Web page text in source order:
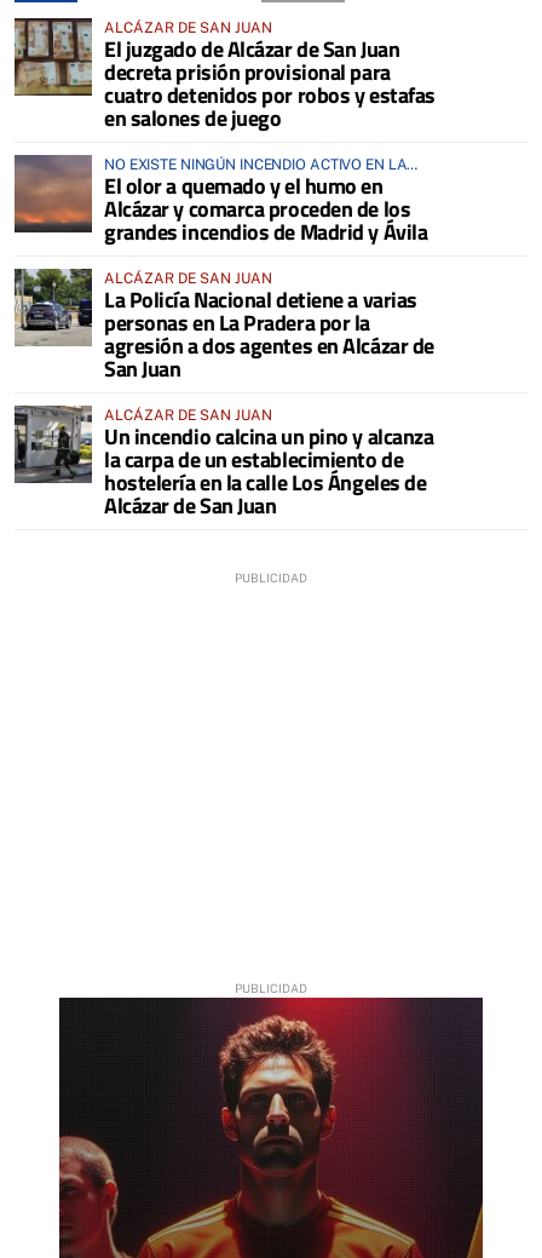
ALCÁZAR DE SAN JUAN
El juzgado de Alcázar de San Juan
decreta prisión provisional para
cuatro detenidos por robos y estafas
en salones de juego
NO EXISTE NINGÚN INCENDIO ACTIVO EN LA
COMARCA
El olor a quemado y el humo en
Alcázar y comarca proceden de los
grandes incendios de Madrid y Ávila
ALCÁZAR DE SAN JUAN
La Policía Nacional detiene a varias
personas en La Pradera por la
agresión a dos agentes en Alcázar de
San Juan
ALCÁZAR DE SAN JUAN
Un incendio calcina un pino y alcanza
la carpa de un establecimiento de
hostelería en la calle Los Ángeles de
Alcázar de San Juan